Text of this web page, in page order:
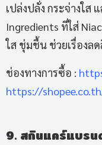
เปล่งปลั่ง กระจ่างใส
Ingredients ที่ใส่
ใส ชุ่มชื้น ช่วยเรื่องล
ช่องทางการซื้อ :
https://
9. สกินแคร์แบรน